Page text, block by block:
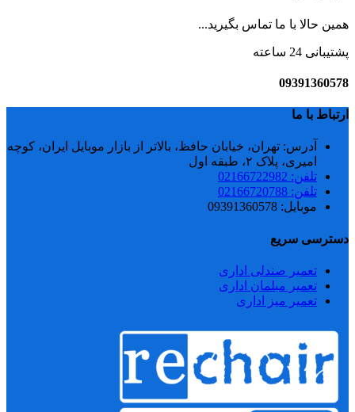
همین حالا با ما تماس بگیرید...
پشتیبانی 24 ساعته
09391360578
ارتباط با ما
آدرس: تهران، خیابان حافظ، بالاتر از بازار موبایل ایران، کوچه
امیری، پلاک ۲، طبقه اول
تلفن: 02166722982
تلفن: 02166720788
موبایل: 09391360578
دسترسی سریع
تعمیر صندلی اداری
تعمیر مبلمان اداری
تعمیر میز اداری